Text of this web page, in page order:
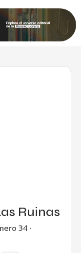
Ruinas
34 ·